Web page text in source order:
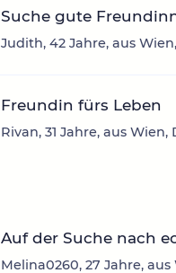
Suche gute
Judith, 42 Jahre, aus
Freundin fürs Leben
Rivan, 31 Jahre, aus
Auf der Suche nach
Melina0260, 27 Jahre,